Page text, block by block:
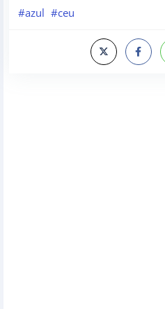
#azul #ceu